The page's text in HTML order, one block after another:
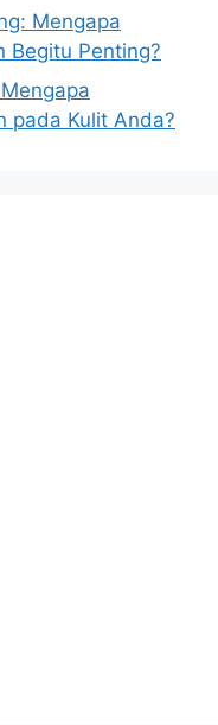
Mengapa
Begitu Penting?
pada Kulit Anda?